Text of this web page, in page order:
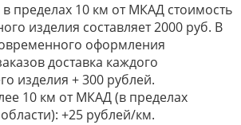
пределах 10 км от МКАД стоимость
изделия составляет 2000 руб. В
оформления
доставка каждого
изделия + 300 рублей.
10 км от МКАД (в пределах
+25 рублей/км.